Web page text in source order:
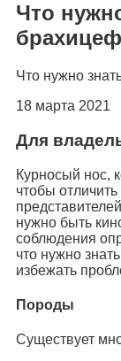
Что
Что нужно
18 марта 2021
Для
Курносый нос,
чтобы
нужно быть
соблюдения
что нужно
избежать
Породы
Существует